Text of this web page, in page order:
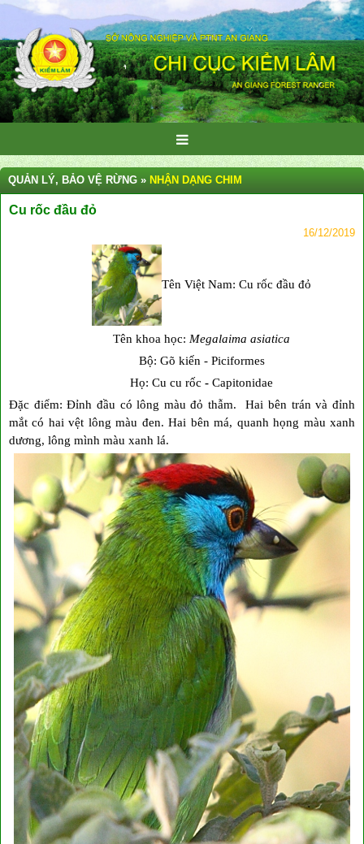
QUẢN LÝ, BẢO VỆ RỪNG » NHẬN DẠNG CHIM
Cu rốc đầu đỏ
16/12/2019
Tên Việt Nam: Cu rốc đầu đỏ
Tên khoa học: Megalaima asiatica
Bộ: Gõ kiến - Piciformes
Họ: Cu cu rốc - Capitonidae
Đặc điểm: Đỉnh đầu có lông màu đỏ thẫm. Hai bên trán và đỉnh
mắt có hai vệt lông màu đen. Hai bên má, quanh họng màu xanh
dương, lông mình màu xanh lá.